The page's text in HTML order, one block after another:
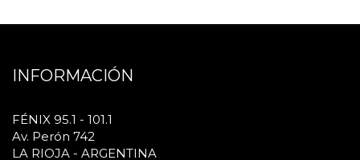
INFORMACIÓN
FÉNIX 95.1 - 101.1
Av. Perón 742
LA RIOJA - ARGENTINA